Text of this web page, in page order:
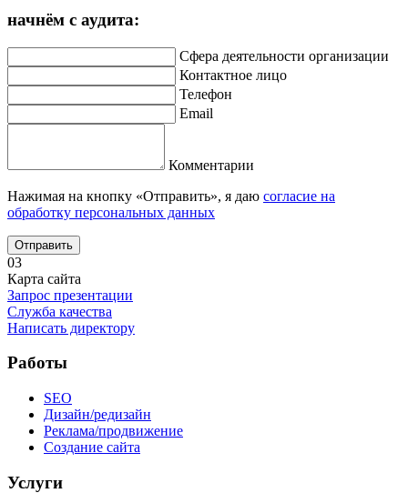
начнём с аудита:
Сфера деятельности организации
Контактное лицо
Телефон
Email
Комментарии
Нажимая на кнопку «Отправить», я даю согласие на
обработку персональных данных
Отправить
03
Карта сайта
Запрос презентации
Служба качества
Написать директору
Работы
SEO
Дизайн/редизайн
Реклама/продвижение
Создание сайта
Услуги